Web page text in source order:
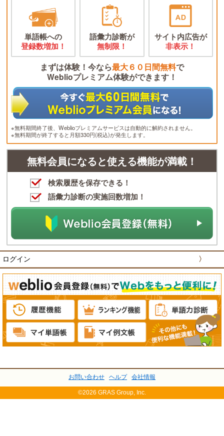
単語帳への
登録数増加！
語彙力診断が
無制限！
サイト内広告が
非表示！
まずは体験！今なら最大６０日間無料で
Weblioプレミアム体験ができます！
※無料期間終了後、Weblioプレミアムサービスは自動的に解約されません。
※無料期間が終了すると月額330円(税込)が発生します。
無料会員になると使える機能が満載！
検索履歴を保存できる！
語彙力診断の実施回数増加！
ログイン 〉
お問い合わせ ヘルプ 会社情報
©2026 GRAS Group, Inc.